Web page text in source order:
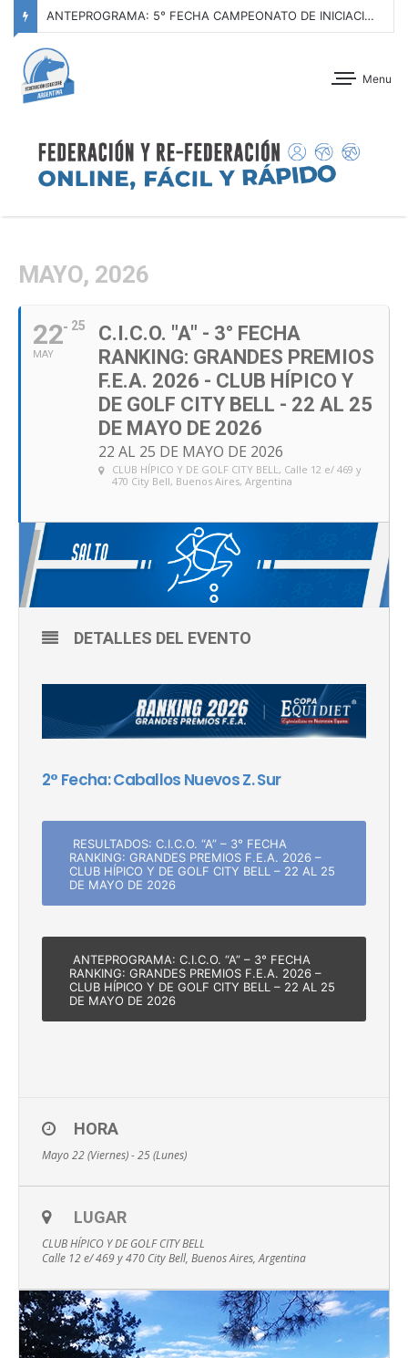
ANTEPROGRAMA: 5° FECHA CAMPEONATO DE INICIACIÓN A LA ACTIVIDAD ECUESTRE ZONA METROPOLITANA SUR – CLUB HÍPICO LA PLATA – 23 DE AGOSTO 2026
Menu
MAYO, 2026
22
MAY
25
C.I.C.O. "A" - 3° FECHA
RANKING: GRANDES PREMIOS
F.E.A. 2026 - CLUB HÍPICO Y
DE GOLF CITY BELL - 22 AL 25
DE MAYO DE 2026
22 AL 25 DE MAYO DE 2026
CLUB HÍPICO Y DE GOLF CITY BELL, Calle 12 e/ 469 y
470 City Bell, Buenos Aires, Argentina
DETALLES DEL EVENTO
2° Fecha: Caballos Nuevos Z. Sur
RESULTADOS: C.I.C.O. “A” – 3° FECHA
RANKING: GRANDES PREMIOS F.E.A. 2026 –
CLUB HÍPICO Y DE GOLF CITY BELL – 22 AL 25
DE MAYO DE 2026
ANTEPROGRAMA: C.I.C.O. “A” – 3° FECHA
RANKING: GRANDES PREMIOS F.E.A. 2026 –
CLUB HÍPICO Y DE GOLF CITY BELL – 22 AL 25
DE MAYO DE 2026
HORA
Mayo 22 (Viernes) - 25 (Lunes)
LUGAR
CLUB HÍPICO Y DE GOLF CITY BELL
Calle 12 e/ 469 y 470 City Bell, Buenos Aires, Argentina